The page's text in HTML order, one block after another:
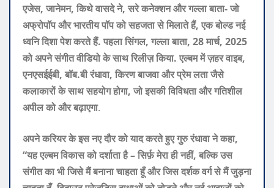
एजेस, जानेमन, किथे वासदे ने, सरे कनेक्शन और गल्ला बाता- जो
अफ्रोपॉप और भारतीय पॉप को सहजता से मिलाते हैं, एक बोल्ड नई
ध्वनि दिशा पेश करते हैं. पहला सिंगल, गल्ला बाता, 28 मार्च, 2025
को अपने संगीत वीडियो के साथ रिलीज़ किया. एल्बम में ज़हर वाइब,
एनएसईईबी, बॉब.बी रंधावा, किरण बाजवा और प्रेम लता जैसे
कलाकारों के साथ सहयोग होगा, जो इसकी विविधता और गतिशील
अपील को और बढ़ाएगा.
अपने करियर के इस नए दौर को याद करते हुए गुरु रंधावा ने कहा,
“यह एल्बम विकास को दर्शाता है – सिर्फ़ मेरा ही नहीं, बल्कि उस
संगीत का भी जिसे मैं बनाना चाहता हूँ और जिस दर्शक वर्ग से मैं जुड़ना